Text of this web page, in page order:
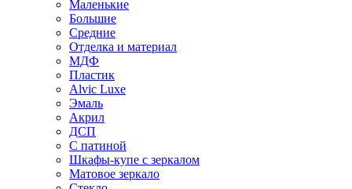
Маленькие
Большие
Средние
Отделка и материал
МДФ
Пластик
Alvic Luxe
Эмаль
Акрил
ДСП
С патиной
Шкафы-купе с зеркалом
Матовое зеркало